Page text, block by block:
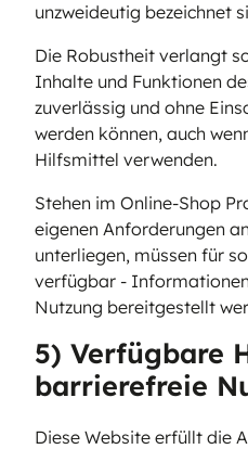
unzweideutig bezeichnet
Die Robustheit verlangt
Inhalte und Funktionen
zuverlässig und ohne
werden können, auch
Hilfsmittel verwenden.
Stehen im Online-Shop
eigenen Anforderungen
unterliegen, müssen für
verfügbar -
Nutzung bereitgestellt
5) Verfügbare
barrierefreie
Diese Website erfüllt die